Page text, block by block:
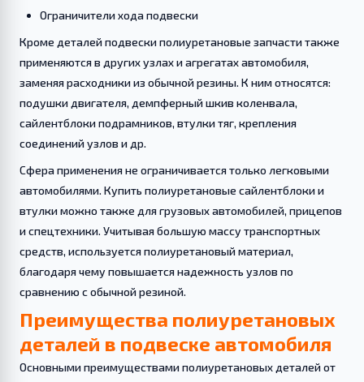
Ограничители хода подвески
Кроме деталей подвески полиуретановые запчасти также
применяются в других узлах и агрегатах автомобиля,
заменяя расходники из обычной резины. К ним относятся:
подушки двигателя, демпферный шкив коленвала,
сайлентблоки подрамников, втулки тяг, крепления
соединений узлов и др.
Сфера применения не ограничивается только легковыми
автомобилями. Купить полиуретановые сайлентблоки и
втулки можно также для грузовых автомобилей, прицепов
и спецтехники. Учитывая большую массу транспортных
средств, используется полиуретановый материал,
благодаря чему повышается надежность узлов по
сравнению с обычной резиной.
Преимущества полиуретановых
деталей в подвеске автомобиля
Основными преимуществами полиуретановых деталей от